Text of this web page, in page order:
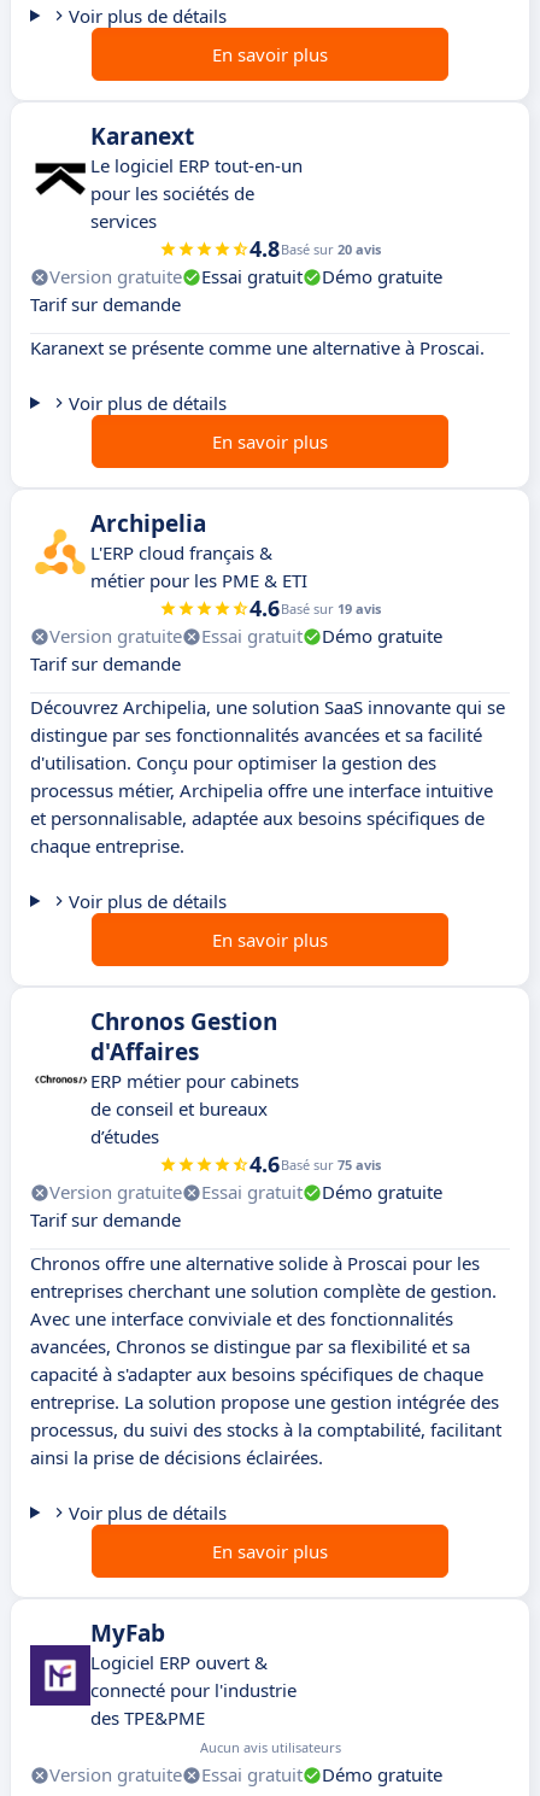
Voir plus de détails
En savoir plus
Karanext
Le logiciel ERP tout-en-un
pour les sociétés de
services
4.8Basé sur 20 avis
Version gratuite Essai gratuit
Démo gratuite
Tarif sur demande
Karanext se présente comme une alternative à Proscai.
Voir plus de détails
En savoir plus
Archipelia
L'ERP cloud français &
métier pour les PME & ETI
4.6Basé sur 19 avis
Version gratuite Essai gratuit
Démo gratuite
Tarif sur demande
Découvrez Archipelia, une solution SaaS innovante qui se
distingue par ses fonctionnalités avancées et sa facilité
d'utilisation. Conçu pour optimiser la gestion des
processus métier, Archipelia offre une interface intuitive
et personnalisable, adaptée aux besoins spécifiques de
chaque entreprise.
Voir plus de détails
En savoir plus
Chronos Gestion
d'Affaires
ERP métier pour cabinets
de conseil et bureaux
d’études
4.6Basé sur 75 avis
Version gratuite Essai gratuit
Démo gratuite
Tarif sur demande
Chronos offre une alternative solide à Proscai pour les
entreprises cherchant une solution complète de gestion.
Avec une interface conviviale et des fonctionnalités
avancées, Chronos se distingue par sa flexibilité et sa
capacité à s'adapter aux besoins spécifiques de chaque
entreprise. La solution propose une gestion intégrée des
processus, du suivi des stocks à la comptabilité, facilitant
ainsi la prise de décisions éclairées.
Voir plus de détails
En savoir plus
MyFab
Logiciel ERP ouvert &
connecté pour l'industrie
des TPE&PME
Aucun avis utilisateurs
Version gratuite Essai gratuit
Démo gratuite